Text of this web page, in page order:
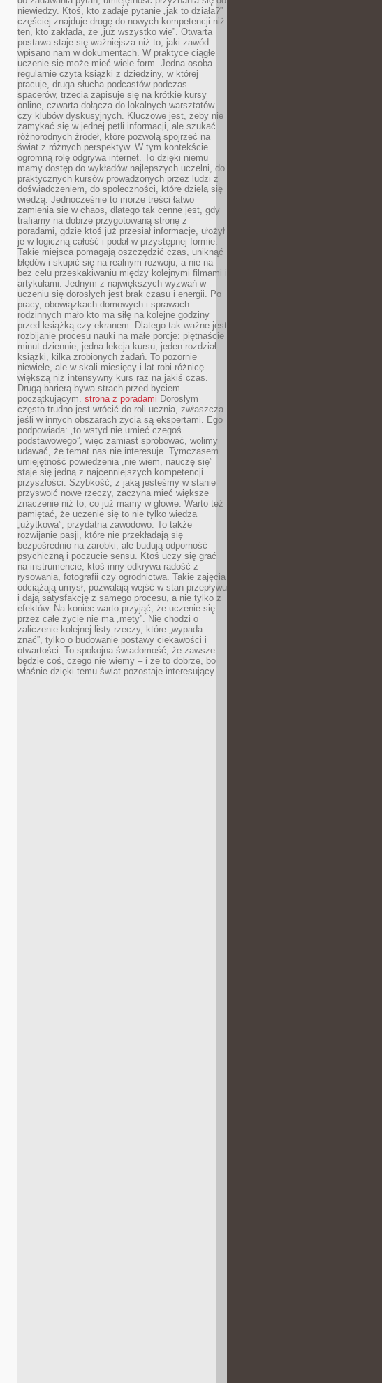
niewiedzy. Ktoś, kto zadaje pytanie „jak to działa?”
częściej znajduje drogę do nowych kompetencji niż
ten, kto zakłada, że „już wszystko wie”. Otwarta
postawa staje się ważniejsza niż to, jaki zawód
wpisano nam w dokumentach. W praktyce ciągłe
uczenie się może mieć wiele form. Jedna osoba
regularnie czyta książki z dziedziny, w której
pracuje, druga słucha podcastów podczas
spacerów, trzecia zapisuje się na krótkie kursy
online, czwarta dołącza do lokalnych warsztatów
czy klubów dyskusyjnych. Kluczowe jest, żeby nie
zamykać się w jednej pętli informacji, ale szukać
różnorodnych źródeł, które pozwolą spojrzeć na
świat z różnych perspektyw. W tym kontekście
ogromną rolę odgrywa internet. To dzięki niemu
mamy dostęp do wykładów najlepszych uczelni, do
praktycznych kursów prowadzonych przez ludzi z
doświadczeniem, do społeczności, które dzielą się
wiedzą. Jednocześnie to morze treści łatwo
zamienia się w chaos, dlatego tak cenne jest, gdy
trafiamy na dobrze przygotowaną stronę z
poradami, gdzie ktoś już przesiał informacje, ułożył
je w logiczną całość i podał w przystępnej formie.
Takie miejsca pomagają oszczędzić czas, uniknąć
błędów i skupić się na realnym rozwoju, a nie na
bez celu przeskakiwaniu między kolejnymi filmami i
artykułami. Jednym z największych wyzwań w
uczeniu się dorosłych jest brak czasu i energii. Po
pracy, obowiązkach domowych i sprawach
rodzinnych mało kto ma siłę na kolejne godziny
przed książką czy ekranem. Dlatego tak ważne jest
rozbijanie procesu nauki na małe porcje: piętnaście
minut dziennie, jedna lekcja kursu, jeden rozdział
książki, kilka zrobionych zadań. To pozornie
niewiele, ale w skali miesięcy i lat robi różnicę
większą niż intensywny kurs raz na jakiś czas.
Drugą barierą bywa strach przed byciem
początkującym. strona z poradami Dorosłym
często trudno jest wrócić do roli ucznia, zwłaszcza
jeśli w innych obszarach życia są ekspertami. Ego
podpowiada: „to wstyd nie umieć czegoś
podstawowego”, więc zamiast spróbować, wolimy
udawać, że temat nas nie interesuje. Tymczasem
umiejętność powiedzenia „nie wiem, nauczę się”
staje się jedną z najcenniejszych kompetencji
przyszłości. Szybkość, z jaką jesteśmy w stanie
przyswoić nowe rzeczy, zaczyna mieć większe
znaczenie niż to, co już mamy w głowie. Warto też
pamiętać, że uczenie się to nie tylko wiedza
„użytkowa”, przydatna zawodowo. To także
rozwijanie pasji, które nie przekładają się
bezpośrednio na zarobki, ale budują odporność
psychiczną i poczucie sensu. Ktoś uczy się grać
na instrumencie, ktoś inny odkrywa radość z
rysowania, fotografii czy ogrodnictwa. Takie zajęcia
odciążają umysł, pozwalają wejść w stan przepływu
i dają satysfakcję z samego procesu, a nie tylko z
efektów. Na koniec warto przyjąć, że uczenie się
przez całe życie nie ma „mety”. Nie chodzi o
zaliczenie kolejnej listy rzeczy, które „wypada
znać”, tylko o budowanie postawy ciekawości i
otwartości. To spokojna świadomość, że zawsze
będzie coś, czego nie wiemy – i że to dobrze, bo
właśnie dzięki temu świat pozostaje interesujący.